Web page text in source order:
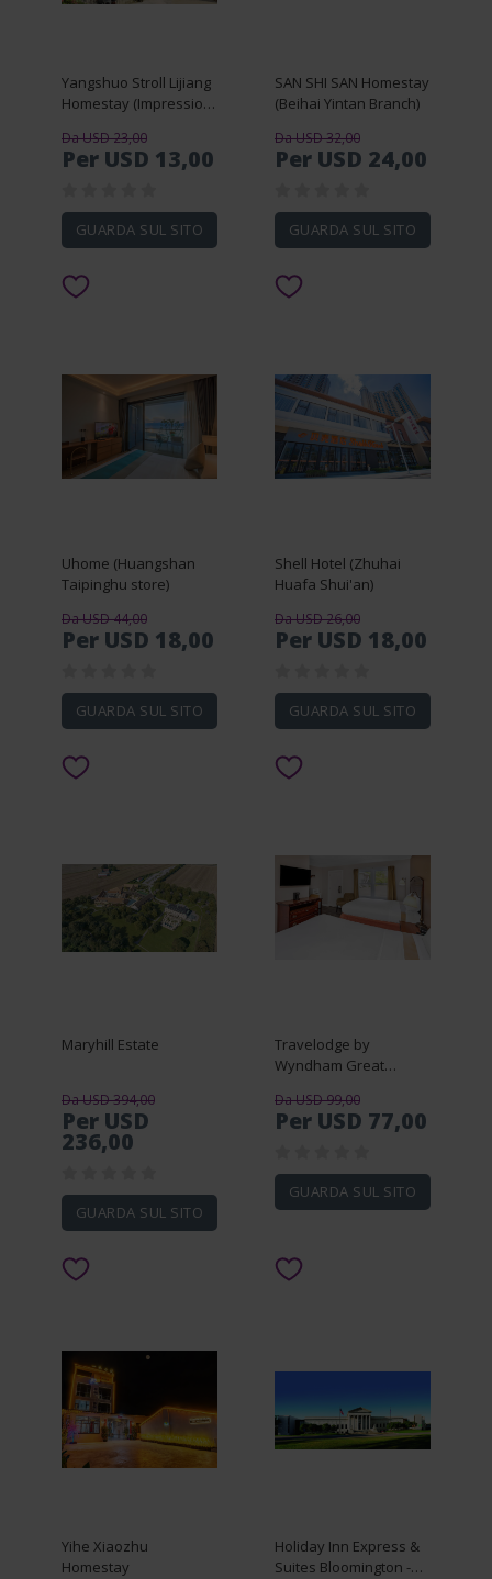
Yangshuo Stroll Lijiang
Homestay (Impression
Wharf)
Da USD 23,00
Per USD 13,00
GUARDA SUL SITO
SAN SHI SAN Homestay
(Beihai Yintan Branch)
Da USD 32,00
Per USD 24,00
GUARDA SUL SITO
Uhome (Huangshan
Taipinghu store)
Da USD 44,00
Per USD 18,00
GUARDA SUL SITO
Shell Hotel (Zhuhai
Huafa Shui'an)
Da USD 26,00
Per USD 18,00
GUARDA SUL SITO
Maryhill Estate
Da USD 394,00
Per USD
236,00
GUARDA SUL SITO
Travelodge by
Wyndham Great
Da USD 99,00
Per USD 77,00
GUARDA SUL SITO
Yihe Xiaozhu
Homestay
Holiday Inn Express &
Suites Bloomington -